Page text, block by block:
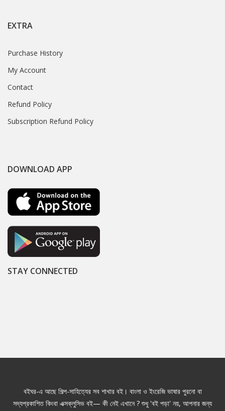
EXTRA
Purchase History
My Account
Contact
Refund Policy
Subscription Refund Policy
DOWNLOAD APP
STAY CONNECTED
বইঘর-এ আছে শিল্প-সাহিত্যের সব শাখার বই। বাংলা ও ইংরেজি ভাষার পুরনো বা
সদ্যপ্রকাশিত কিংবা এক্সক্লুসিভ বই— কী নেই এখানে ? শুধু 'বই পড়া' নয়, আপনার জন্য